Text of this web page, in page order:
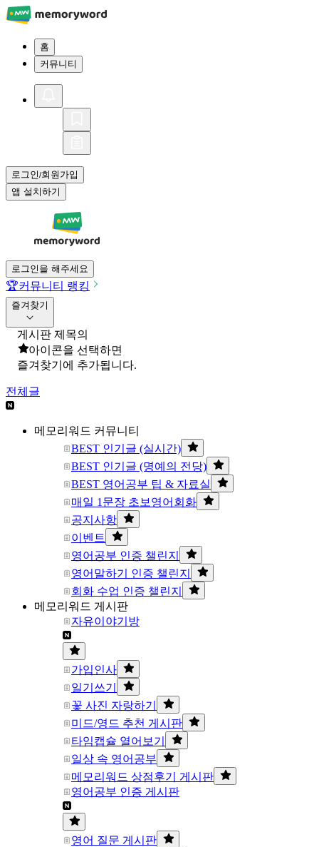
홈
커뮤니티
로그인/회원가입
앱 설치하기
로그인을 해주세요
🏆커뮤니티 랭킹
즐겨찾기
게시판 제목의
아이콘을 선택하면
즐겨찾기에 추가됩니다.
전체글
메모리워드 커뮤니티
BEST 인기글 (실시간)
BEST 인기글 (명예의 전당)
BEST 영어공부 팁 & 자료실
매일 1문장 초보영어회화
공지사항
이벤트
영어공부 인증 챌린지
영어말하기 인증 챌린지
회화 수업 인증 챌린지
메모리워드 게시판
자유이야기방
가입인사
일기쓰기
꽃 사진 자랑하기
미드/영드 추천 게시판
타임캡슐 열어보기
일상 속 영어공부
메모리워드 상점후기 게시판
영어공부 인증 게시판
영어 질문 게시판